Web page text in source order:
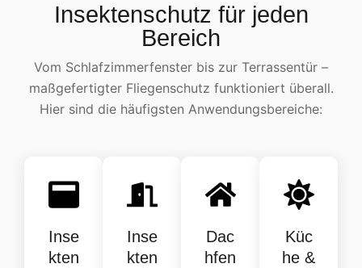
Insektenschutz für jeden
Bereich
Vom Schlafzimmerfenster bis zur Terrassentür –
maßgefertigter Fliegenschutz funktioniert überall.
Hier sind die häufigsten Anwendungsbereiche:
Inse
kten
Inse
kten
Dac
hfen
Küc
he &